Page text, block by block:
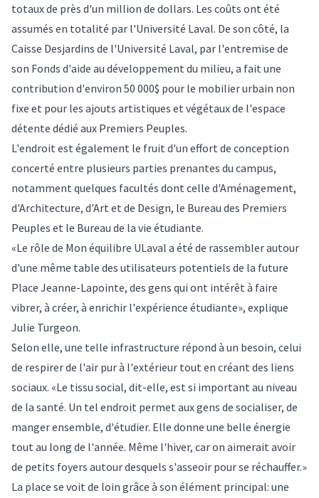
totaux de près d'un million de dollars. Les coûts ont été
assumés en totalité par l'Université Laval. De son côté, la
Caisse Desjardins de l'Université Laval, par l'entremise de
son Fonds d'aide au développement du milieu, a fait une
contribution d'environ 50 000$ pour le mobilier urbain non
fixe et pour les ajouts artistiques et végétaux de l'espace
détente dédié aux Premiers Peuples.
L'endroit est également le fruit d'un effort de conception
concerté entre plusieurs parties prenantes du campus,
notamment quelques facultés dont celle d'Aménagement,
d'Architecture, d'Art et de Design, le Bureau des Premiers
Peuples et le Bureau de la vie étudiante.
«Le rôle de Mon équilibre ULaval a été de rassembler autour
d'une même table des utilisateurs potentiels de la future
Place Jeanne-Lapointe, des gens qui ont intérêt à faire
vibrer, à créer, à enrichir l'expérience étudiante», explique
Julie Turgeon.
Selon elle, une telle infrastructure répond à un besoin, celui
de respirer de l'air pur à l'extérieur tout en créant des liens
sociaux. «Le tissu social, dit-elle, est si important au niveau
de la santé. Un tel endroit permet aux gens de socialiser, de
manger ensemble, d'étudier. Elle donne une belle énergie
tout au long de l'année. Même l'hiver, car on aimerait avoir
de petits foyers autour desquels s'asseoir pour se réchauffer.»
La place se voit de loin grâce à son élément principal: une